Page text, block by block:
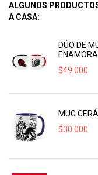
ALGUNOS
A CASA:
DÚO DE
$49.000
MUG
$30.000